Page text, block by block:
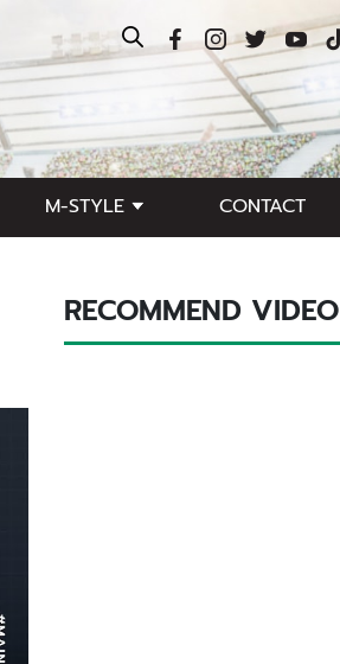
M-STYLE CONTACT
RECOMMEND VIDEO